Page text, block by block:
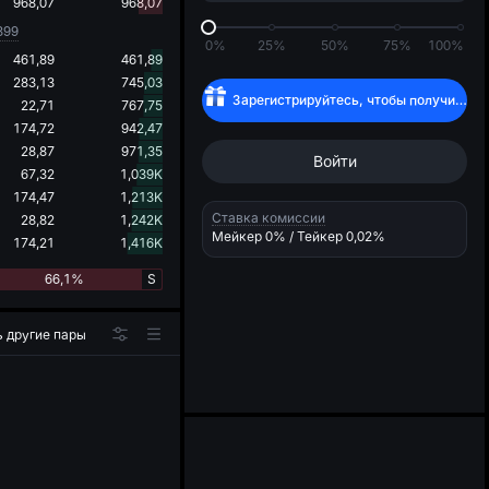
другие пары
461,89
461,89
283,13
745,03
22,71
767,75
174,72
942,47
28,87
971,35
67,32
1,039K
174,47
1,213K
28,82
1,242K
174,21 1,416K
66,1% S
0% 25% 50% 75% 100%
Зарегистрируйтесь, чтобы получить
Войти
Ставка комиссии
Мейкер 0% / Тейкер 0,02%